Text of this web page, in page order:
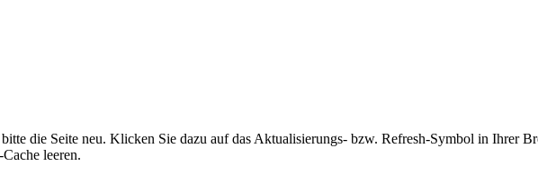
bitte die Seite neu. Klicken Sie dazu auf das Aktualisierungs- bzw. Refresh-Symbol in Ihrer
leeren.